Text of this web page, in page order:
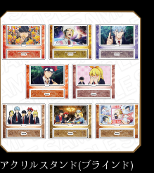
アクリルスタンド(ブラインド)